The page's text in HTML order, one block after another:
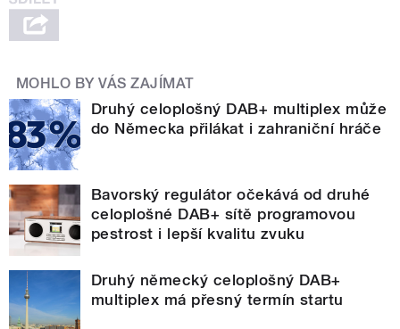
MOHLO BY VÁS ZAJÍMAT
Druhý celoplošný DAB+ multiplex může
do Německa přilákat i zahraniční hráče
Bavorský regulátor očekává od druhé
celoplošné DAB+ sítě programovou
pestrost i lepší kvalitu zvuku
Druhý německý celoplošný DAB+
multiplex má přesný termín startu